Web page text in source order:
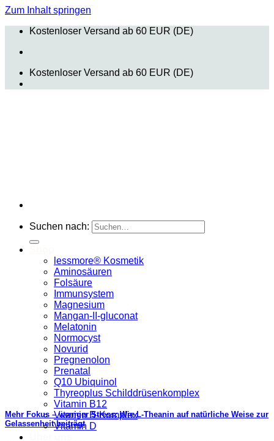
Zum Inhalt springen
Kostenloser Versand ab 60 EUR (DE)
Kostenloser Versand ab 60 EUR (DE)
Suchen nach:
lessmore® Kosmetik
Aminosäuren
Folsäure
Immunsystem
Magnesium
Mangan-II-gluconat
Melatonin
Normocyst
Novurid
Pregnenolon
Prenatal
Q10 Ubiquinol
Thyreoplus Schilddrüsenkomplex
Vitamin B12
Vitamin B-Komplex
Vitamin D
Mehr Fokus – weniger Stress: Wie L-Theanin auf natürliche Weise zur
Gelassenheit beiträgt